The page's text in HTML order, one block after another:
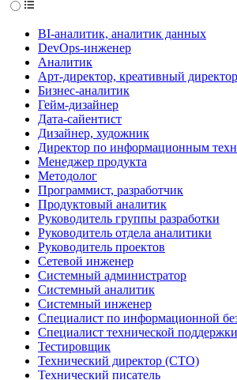
BI-аналитик, аналитик данных
DevOps-инженер
Аналитик
Арт-директор, креативный директор
Бизнес-аналитик
Гейм-дизайнер
Дата-сайентист
Дизайнер, художник
Директор по информационным
Менеджер продукта
Методолог
Программист, разработчик
Продуктовый аналитик
Руководитель группы разработки
Руководитель отдела аналитики
Руководитель проектов
Сетевой инженер
Системный администратор
Системный аналитик
Системный инженер
Специалист по информационной
Специалист технической поддержки
Тестировщик
Технический директор (CTO)
Технический писатель